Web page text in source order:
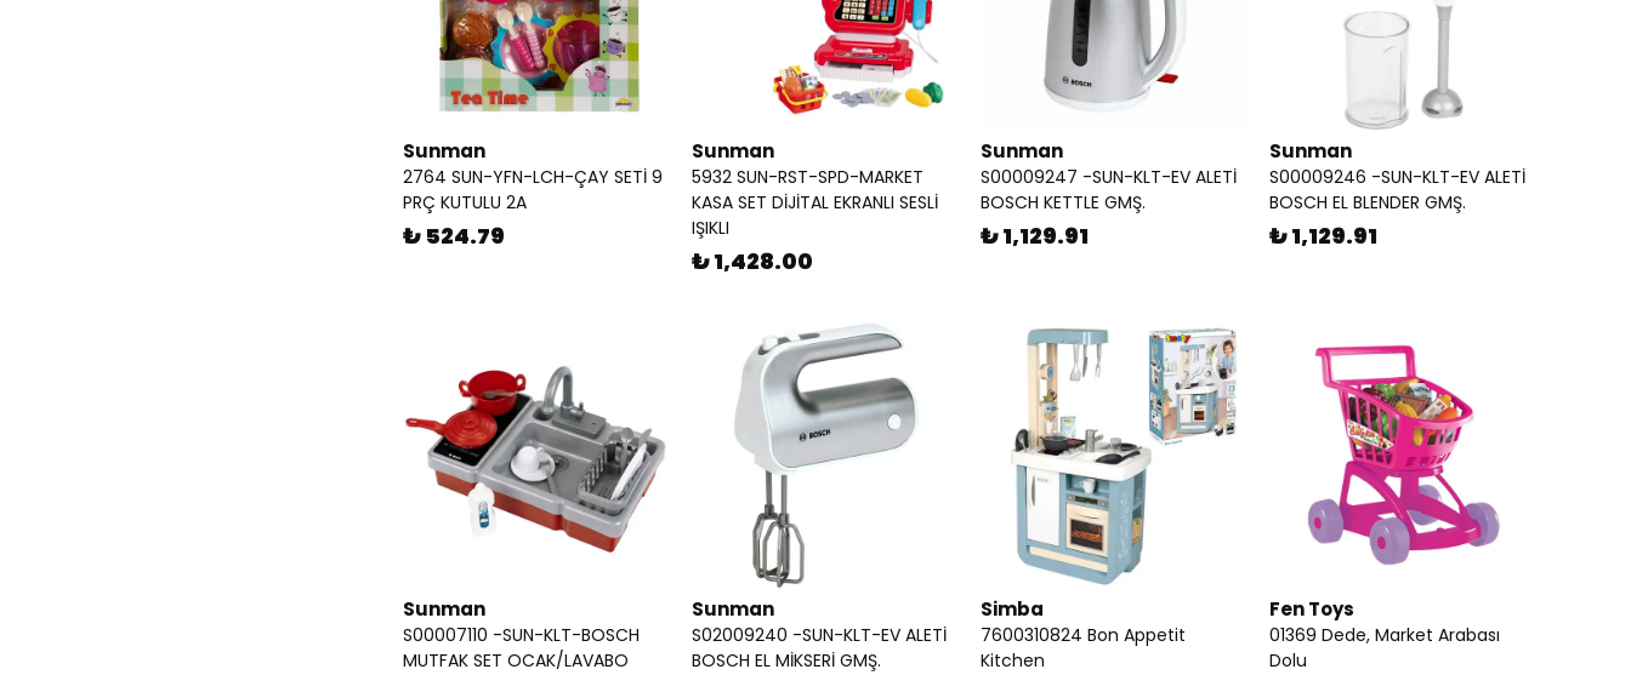
Sunman
2764 SUN-YFN-LCH-ÇAY SETİ 9
PRÇ KUTULU 2A
₺ 524.79
Sunman
5932 SUN-RST-SPD-MARKET
KASA SET DİJİTAL EKRANLI SESLİ
IŞIKLI
₺ 1,428.00
Sunman
S00009247 -SUN-KLT-EV ALETİ
BOSCH KETTLE GMŞ.
₺ 1,129.91
Sunman
S00009246 -SUN-KLT-EV ALETİ
BOSCH EL BLENDER GMŞ.
₺ 1,129.91
Sunman
S00007110 -SUN-KLT-BOSCH
MUTFAK SET OCAK/LAVABO
Sunman
S02009240 -SUN-KLT-EV ALETİ
BOSCH EL MİKSERİ GMŞ.
Simba
7600310824 Bon Appetit
Kitchen
Fen Toys
01369 Dede, Market Arabası
Dolu